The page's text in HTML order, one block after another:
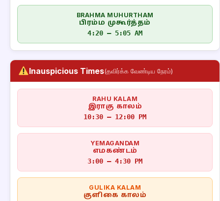
BRAHMA MUHURTHAM
பிரம்ம முகூர்த்தம்
4:20 – 5:05 AM
Inauspicious Times(தவிர்க்க வேண்டிய நேரம்)
RAHU KALAM
இராகு காலம்
10:30 – 12:00 PM
YEMAGANDAM
எமகண்டம்
3:00 – 4:30 PM
GULIKA KALAM
குளிகை காலம்